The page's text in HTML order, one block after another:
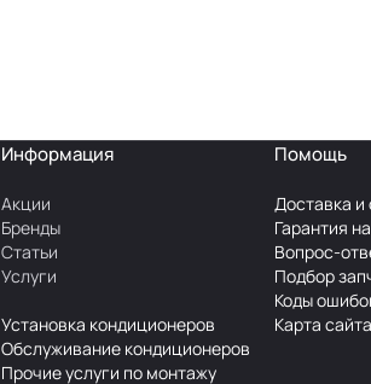
Информация
Акции
Бренды
Статьи
Услуги
Установка кондиционеров
Обслуживание кондиционеров
Прочие услуги по монтажу
Помощь
Доставка и
Гарантия
Вопрос-
Подбор
Коды
Карта сайта